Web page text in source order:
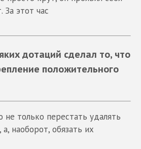
За этот час
дотаций сделал то, что
положительного
не только перестать удалять
наоборот, обязать их